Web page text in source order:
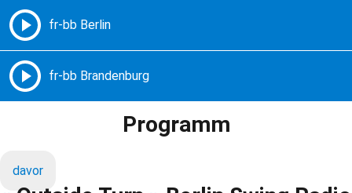
Freie Radios – Berlin Brandenburg
Programm
davor